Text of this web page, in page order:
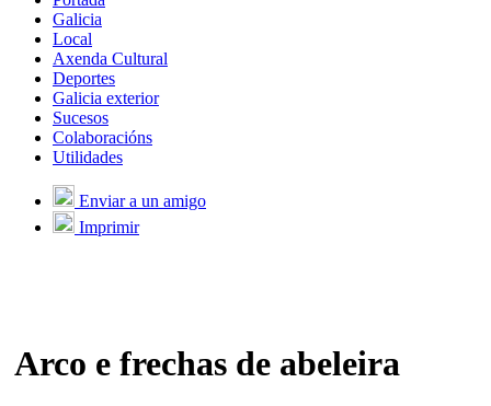
Galicia
Local
Axenda Cultural
Deportes
Galicia exterior
Sucesos
Colaboracións
Utilidades
Enviar a un amigo
Imprimir
Arco e frechas de abeleira